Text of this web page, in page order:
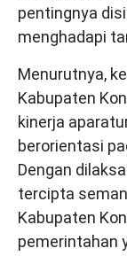
pentingnya
menghadapi
Menurutnya,
Kabupaten
kinerja
berorientasi
Dengan
tercipta
Kabupaten
pemerintahan